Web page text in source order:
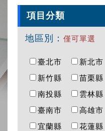
項目分類
地區別： 僅可單選
臺北市 新北市
新竹縣
苗栗縣
南投縣
雲林縣
臺南市
高雄市
宜蘭縣
花蓮縣